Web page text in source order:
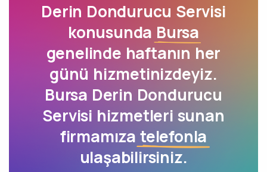
Derin Dondurucu Servisi
konusunda Bursa
genelinde haftanın her
günü hizmetinizdeyiz.
Bursa Derin Dondurucu
Servisi hizmetleri sunan
firmamıza telefonla
ulaşabilirsiniz.